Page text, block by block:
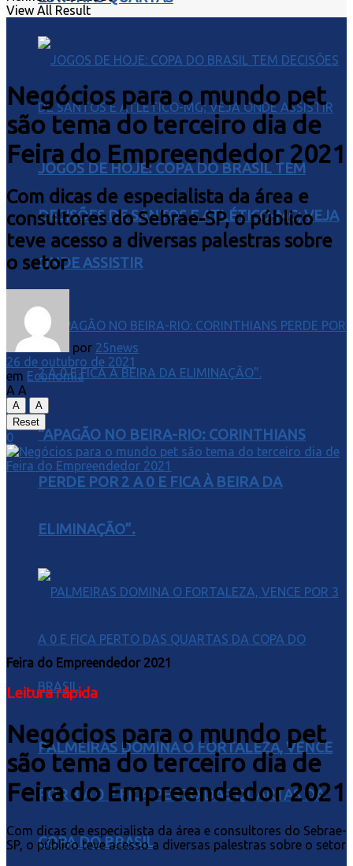
JOGOS DE HOJE: COPA DO BRASIL TEM
DECISÕES DE SANTOS E ATLÉTICO-MG; VEJA
ONDE ASSISTIR
“APAGÃO NO BEIRA-RIO: CORINTHIANS
PERDE POR 2 A 0 E FICA À BEIRA DA
ELIMINAÇÃO”.
PALMEIRAS DOMINA O FORTALEZA, VENCE
POR 3 A 0 E FICA PERTO DAS QUARTAS DA
COPA DO BRASIL
View All Result
Negócios para o mundo pet
são tema do terceiro dia de
Feira do Empreendedor 2021
Com dicas de especialista da área e
consultores do Sebrae-SP, o público
teve acesso a diversas palestras sobre
o setor
por 25news
26 de outubro de 2021
em Economia
A A
A
A
Reset
0
Feira do Empreendedor 2021
Leitura rápida
Negócios para o mundo pet
são tema do terceiro dia de
Feira do Empreendedor 2021
Com dicas de especialista da área e consultores do Sebrae-
SP, o público teve acesso a diversas palestras sobre o setor